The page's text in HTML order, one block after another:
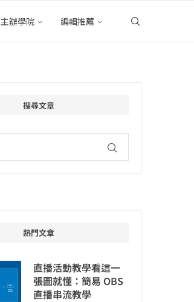
主辦學院 編輯推薦
搜尋文章
熱門文章
直播活動教學看這一
張圖就懂：簡易 OBS
直播串流教學